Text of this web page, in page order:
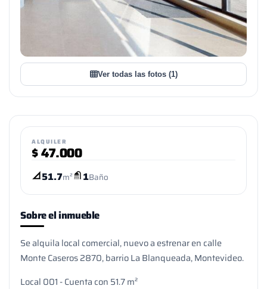
Ver todas las fotos (1)
ALQUILER
$47.000
51.7m² 1Baño
Sobre el inmueble
Se alquila local comercial, nuevo a estrenar en calle
Monte Caseros 2870, barrio La Blanqueada, Montevideo.
Local 001 - Cuenta con 51.7 m²